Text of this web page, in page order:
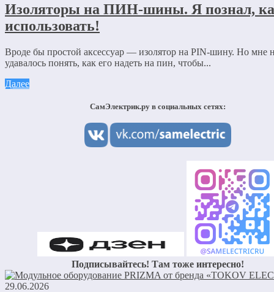
Изоляторы на ПИН-шины. Я познал,
использовать!
Вроде бы простой аксессуар — изолятор на PIN-шину. Но мне
удавалось понять, как его надеть на пин, чтобы...
Далее
СамЭлектрик.ру в социальных сетях:
Подписывайтесь! Там тоже интересно!
29.06.2026